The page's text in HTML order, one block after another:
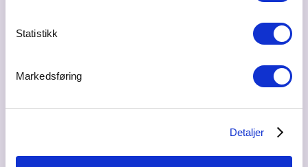
Statistikk
Markedsføring
Detaljer
45268451